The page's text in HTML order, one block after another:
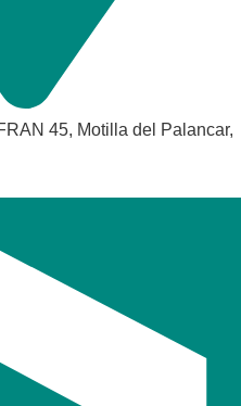
45, Motilla del Palancar,